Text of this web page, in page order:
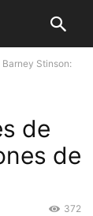
Barney Stinson:
de
de
372